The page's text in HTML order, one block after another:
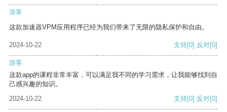
游客
这款加速器VPM应用程序已经为我们带来了无限的隐私保护和自由。
2024-10-22 支持[0] 反对[0]
游客
这款app的课程非常丰富，可以满足我不同的学习需求，让我能够找到自
己感兴趣的知识。
2024-10-22
支持[0] 反对[0]